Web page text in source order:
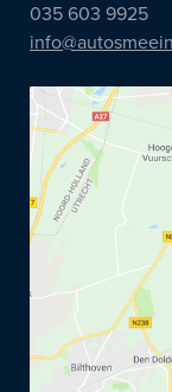
035 603 9925